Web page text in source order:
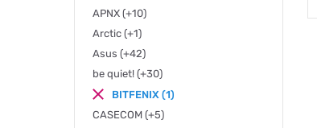
APNX (+10)
Arctic (+1)
Asus (+42)
be quiet! (+30)
BITFENIX (1)
CASECOM (+5)